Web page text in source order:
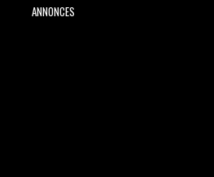
ANNONCES